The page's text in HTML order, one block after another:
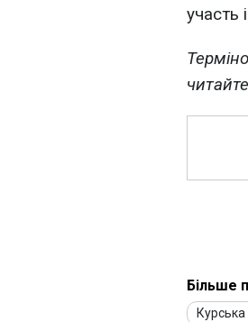
участь
Більше